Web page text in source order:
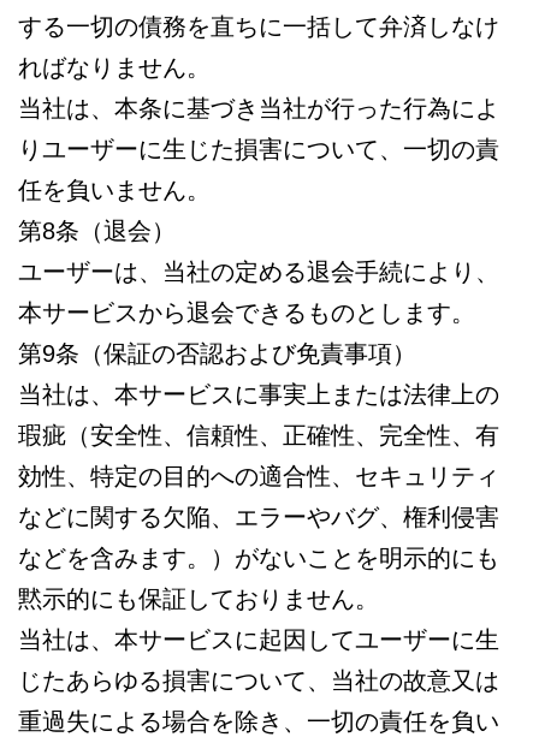
する一切の債務を直ちに一括して弁済しなけ
ればなりません。
当社は、本条に基づき当社が行った行為によ
りユーザーに生じた損害について、一切の責
任を負いません。
第8条（退会）
ユーザーは、当社の定める退会手続により、
本サービスから退会できるものとします。
第9条（保証の否認および免責事項）
当社は、本サービスに事実上または法律上の
瑕疵（安全性、信頼性、正確性、完全性、有
効性、特定の目的への適合性、セキュリティ
などに関する欠陥、エラーやバグ、権利侵害
などを含みます。）がないことを明示的にも
黙示的にも保証しておりません。
当社は、本サービスに起因してユーザーに生
じたあらゆる損害について、当社の故意又は
重過失による場合を除き、一切の責任を負い